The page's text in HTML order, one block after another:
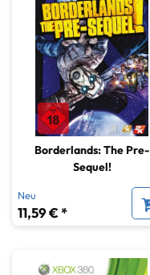
Borderlands: The Pre-
Sequel!
Neu
11,59 € *